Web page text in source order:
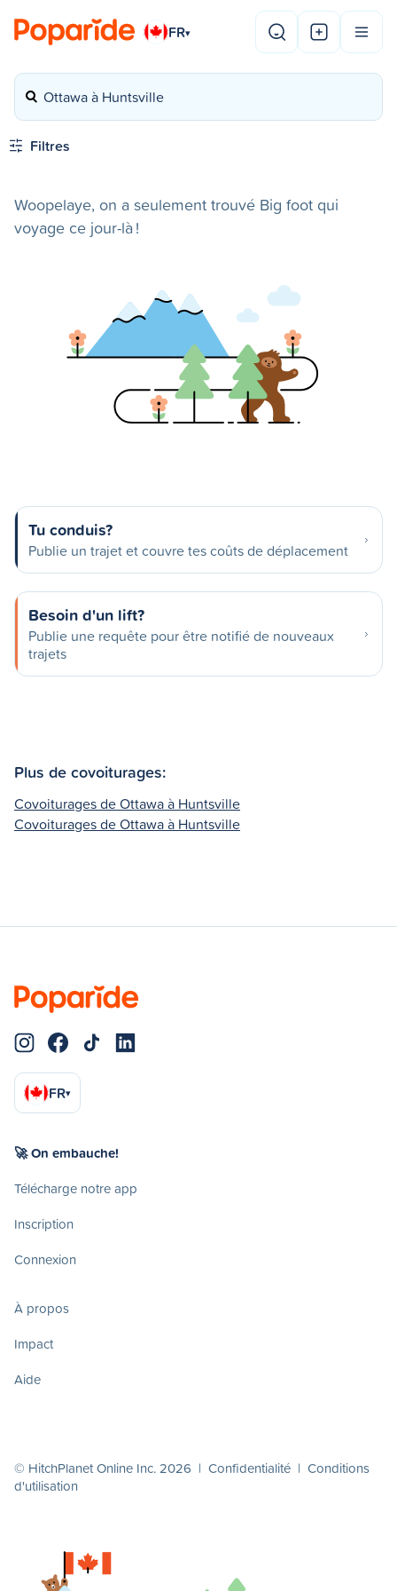
FR▾
Ottawa à Huntsville
Filtres
Woopelaye, on a seulement trouvé Big foot qui
voyage ce jour-là !
Tu conduis?
Publie un trajet et couvre tes coûts de déplacement
Besoin d'un lift?
Publie une requête pour être notifié de nouveaux
trajets
Plus de covoiturages:
Covoiturages de Ottawa à Huntsville
Covoiturages de Ottawa à Huntsville
FR▾
🚀 On embauche!
Télécharge notre app
Inscription
Connexion
À propos
Impact
Aide
© HitchPlanet Online Inc. 2026 | Confidentialité | Conditions
d'utilisation